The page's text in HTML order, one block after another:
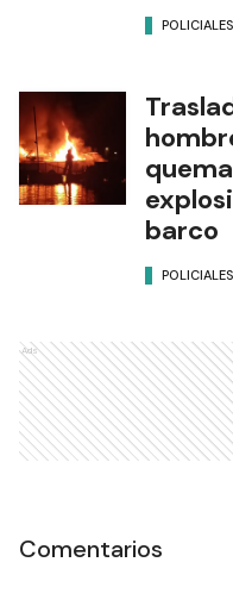
POLICIALES
barco
POLICIALES
Ads
Comentarios